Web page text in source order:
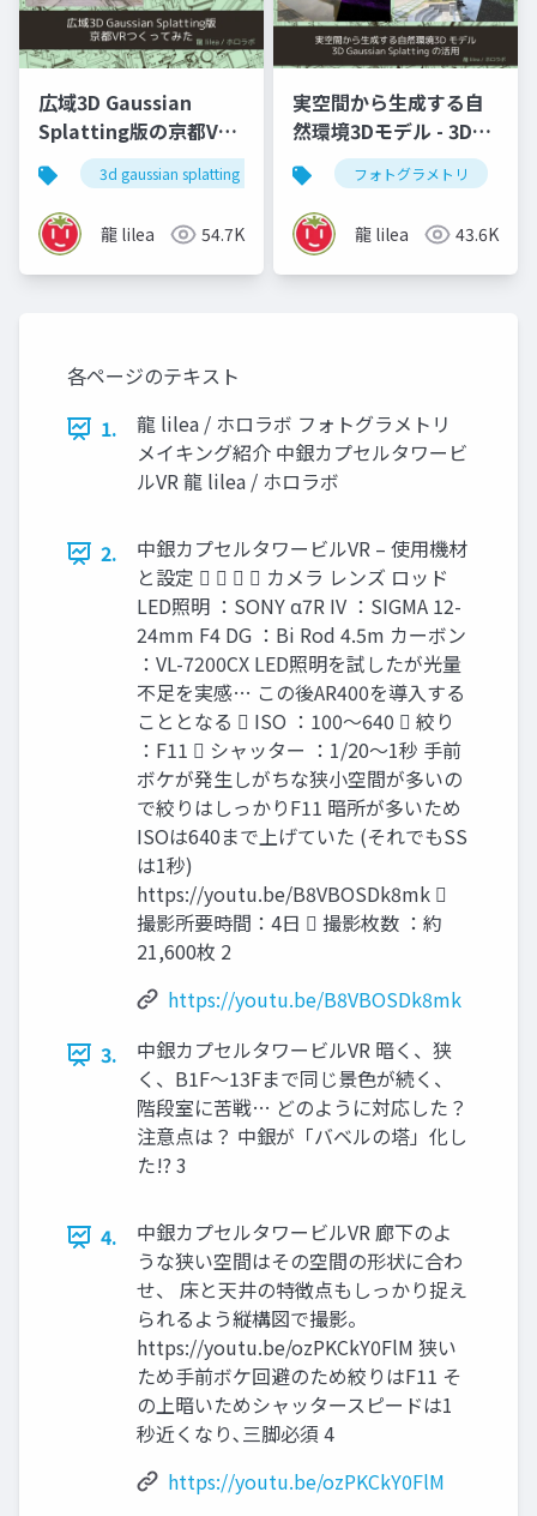
広域3D Gaussian
Splatting版の京都VR
をつくってみた - 建築
情報学会 meetup
vol.009
3d gaussian splatting ガウシアンスプラッティング
龍 lilea 54.7K
実空間から生成する自
然環境3Dモデル - 3D
Gaussian Splatting の
活用 - 川デジウェビナ
ー2025
フォトグラメトリ
龍 lilea 43.6K
各ページのテキスト
1.
龍 lilea / ホロラボ フォトグラメトリ
メイキング紹介 中銀カプセルタワービ
ルVR 龍 lilea / ホロラボ
2.
中銀カプセルタワービルVR – 使用機材
と設定     カメラ レンズ ロッド
LED照明 ：SONY α7R IV ：SIGMA 12-
24mm F4 DG ：Bi Rod 4.5m カーボン
：VL-7200CX LED照明を試したが光量
不足を実感… この後AR400を導入する
こととなる  ISO ：100～640  絞り
：F11  シャッター ：1/20～1秒 手前
ボケが発生しがちな狭小空間が多いの
で絞りはしっかりF11 暗所が多いため
ISOは640まで上げていた (それでもSS
は1秒)
https://youtu.be/B8VBOSDk8mk 
撮影所要時間：4日  撮影枚数 ：約
21,600枚 2
https://youtu.be/B8VBOSDk8mk
3.
中銀カプセルタワービルVR 暗く、狭
く、B1F～13Fまで同じ景色が続く、
階段室に苦戦… どのように対応した？
注意点は？ 中銀が「バベルの塔」化し
た!? 3
4.
中銀カプセルタワービルVR 廊下のよ
うな狭い空間はその空間の形状に合わ
せ、 床と天井の特徴点もしっかり捉え
られるよう縦構図で撮影。
https://youtu.be/ozPKCkY0FlM 狭い
ため手前ボケ回避のため絞りはF11 そ
の上暗いためシャッタースピードは1
秒近くなり､三脚必須 4
https://youtu.be/ozPKCkY0FlM